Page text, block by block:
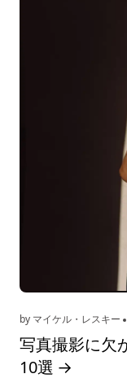
by マイケル・レスキー
写真撮影に欠
10選 →